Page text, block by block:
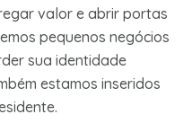
valor e abrir portas
pequenos negócios
sua identidade
estamos inseridos